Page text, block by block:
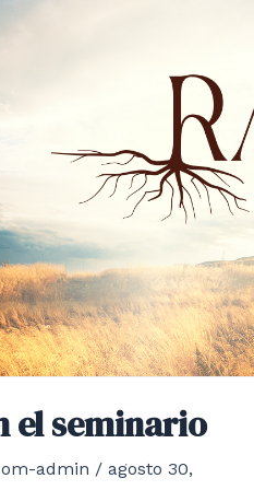
el seminario
admin / agosto 30,